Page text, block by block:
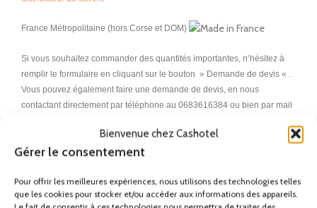
Bienvenue chez Cashotel
Gérer le consentement
Pour offrir les meilleures expériences, nous utilisons des technologies telles
que les cookies pour stocker et/ou accéder aux informations des appareils.
France Métropolitaine (hors Corse et DOM)
Si vous souhaitez commander des quantités importantes, n’hésitez à
remplir le formulaire en cliquant sur le bouton » Demande de devis « .
Vous pouvez également faire une demande de devis, en nous
contactant directement par téléphone au 0683616384 ou bien par mail
Cashotel facilite l’accès ausèche-cheveux collectif
accessible au meilleur prix pour et au plus grand nombre.